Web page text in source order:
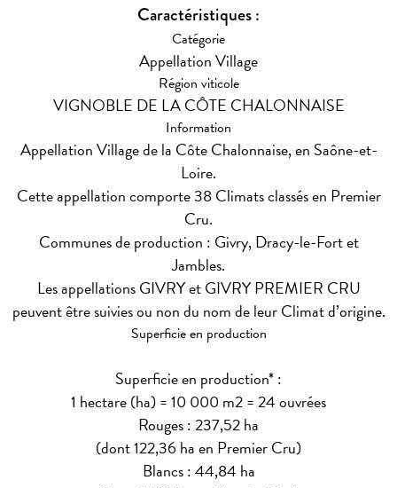
Caractéristiques :
Catégorie
Appellation Village
Région viticole
VIGNOBLE DE LA CÔTE CHALONNAISE
Information
Appellation Village de la Côte Chalonnaise, en Saône-et-
Loire.
Cette appellation comporte 38 Climats classés en Premier
Cru.
Communes de production : Givry, Dracy-le-Fort et
Jambles.
Les appellations GIVRY et GIVRY PREMIER CRU
peuvent être suivies ou non du nom de leur Climat d’origine.
Superficie en production
Superficie en production* :
1 hectare (ha) = 10 000 m2 = 24 ouvrées
Rouges : 237,52 ha
(dont 122,36 ha en Premier Cru)
Blancs : 44,84 ha